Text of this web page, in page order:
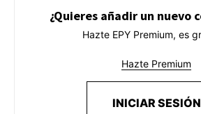
¿Quieres añadir un nuevo
Hazte EPY Premium, es
Hazte Premium
INICIAR SESIÓN